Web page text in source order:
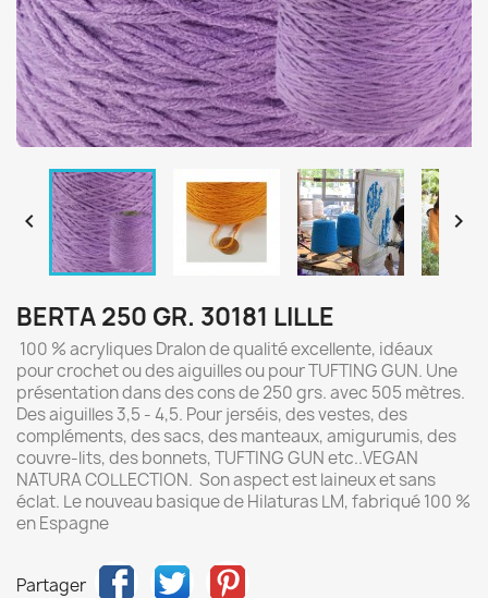
 
BERTA 250 GR. 30181 LILLE
100 % acryliques Dralon de qualité excellente, idéaux
pour crochet ou des aiguilles ou pour TUFTING GUN. Une
présentation dans des cons de 250 grs. avec 505 mètres.
Des aiguilles 3,5 - 4,5. Pour jerséis, des vestes, des
compléments, des sacs, des manteaux, amigurumis, des
couvre-lits, des bonnets, TUFTING GUN etc..VEGAN
NATURA COLLECTION. Son aspect est laineux et sans
éclat. Le nouveau basique de Hilaturas LM, fabriqué 100 %
en Espagne
Partager